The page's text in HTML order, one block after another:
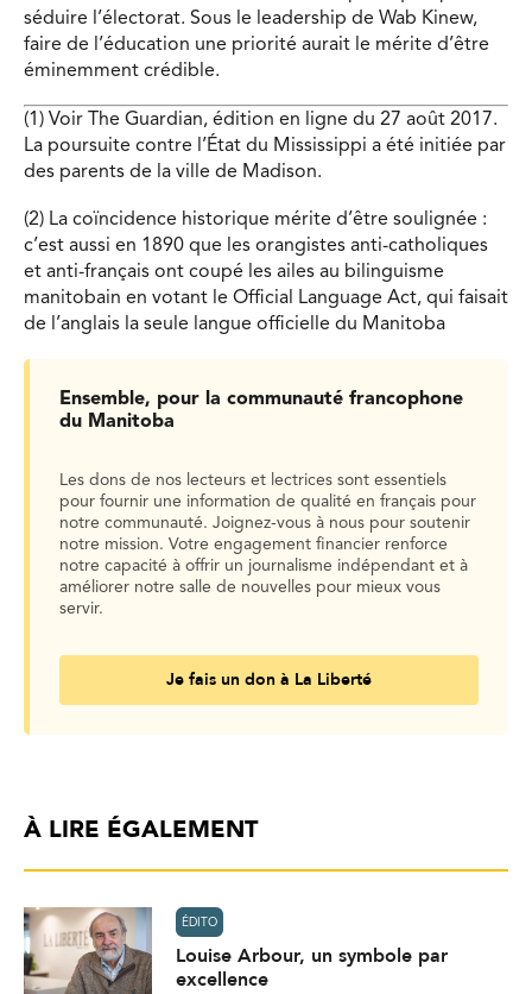
séduire l’électorat. Sous le leadership de Wab Kinew,
faire de l’éducation une priorité aurait le mérite d’être
éminemment crédible.
(1) Voir The Guardian, édition en ligne du 27 août 2017.
La poursuite contre l’État du Mississippi a été initiée par
des parents de la ville de Madison.
(2) La coïncidence historique mérite d’être soulignée :
c’est aussi en 1890 que les orangistes anti-catholiques
et anti-français ont coupé les ailes au bilinguisme
manitobain en votant le Official Language Act, qui faisait
de l’anglais la seule langue officielle du Manitoba
Ensemble, pour la communauté francophone
du Manitoba
Les dons de nos lecteurs et lectrices sont essentiels
pour fournir une information de qualité en français pour
notre communauté. Joignez-vous à nous pour soutenir
notre mission. Votre engagement financier renforce
notre capacité à offrir un journalisme indépendant et à
améliorer notre salle de nouvelles pour mieux vous
servir.
Je fais un don à La Liberté
À LIRE ÉGALEMENT
ÉDITO
Louise Arbour, un symbole par
excellence